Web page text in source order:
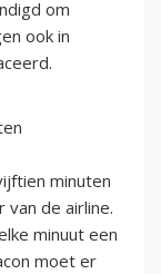
om
ook in
minuten
de airline.
minuut een
moet er